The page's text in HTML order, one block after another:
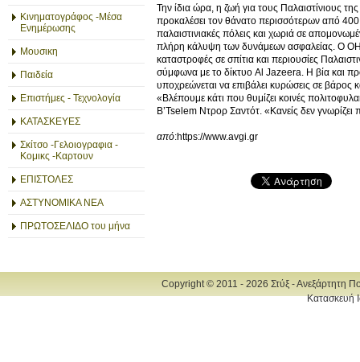
Κινηματογράφος -Μέσα
Ενημέρωσης
Μουσικη
Παιδεία
Επιστήμες - Τεχνολογία
ΚΑΤΑΣΚΕΥΕΣ
Σκίτσο -Γελοιογραφια -
Κομικς -Καρτουν
ΕΠΙΣΤΟΛΕΣ
ΑΣΤΥΝΟΜΙΚΑ ΝΕΑ
ΠΡΩΤΟΣΕΛΙΔΟ του μήνα
Την ίδια ώρα, η ζωή για τους Παλαιστίνιους
προκαλέσει τον θάνατο περισσότερων από 400
παλαιστινιακές πόλεις και χωριά σε
πλήρη κάλυψη των δυνάμεων ασφαλείας. Ο
καταστροφές σε σπίτια και περιουσίες
σύμφωνα με το δίκτυο Al Jazeera. Η βία και
υποχρεώνεται να επιβάλει κυρώσεις σε βάρος
«Βλέπουμε κάτι που θυμίζει κοινές
B’Tselem Ντρορ Σαντότ. «Κανείς δεν γνωρίζει
από:https://www.avgi.gr
Copyright © 2011 - 2026 Στύξ - Ανεξάρτητη
Κατασκευή